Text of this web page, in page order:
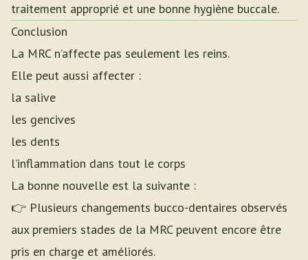
traitement approprié et une bonne hygiène buccale.
Conclusion
La MRC n’affecte pas seulement les reins.
Elle peut aussi affecter :
la salive
les gencives
les dents
l’inflammation dans tout le corps
La bonne nouvelle est la suivante :
👉 Plusieurs changements bucco-dentaires observés
aux premiers stades de la MRC peuvent encore être
pris en charge et améliorés.